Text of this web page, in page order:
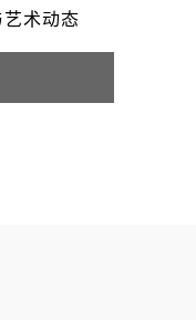
术动态